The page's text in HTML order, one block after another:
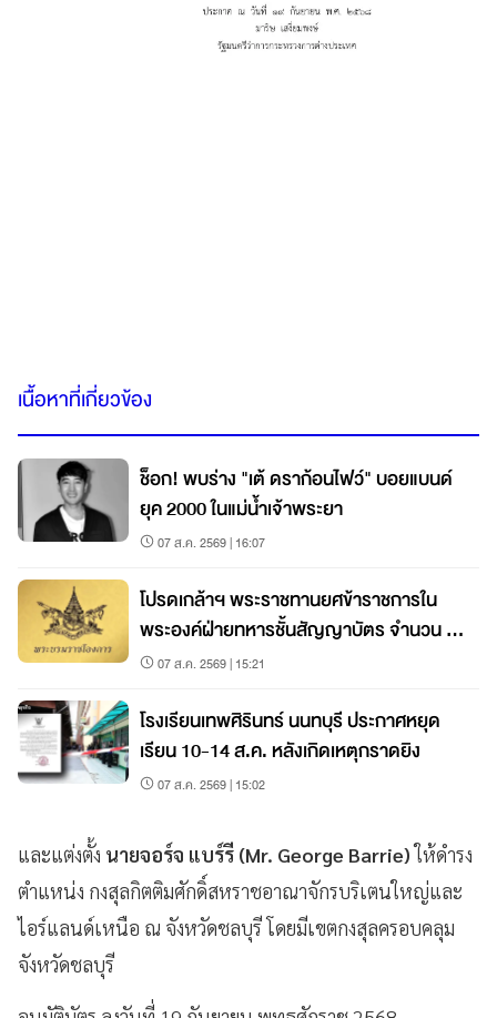
เนื้อหาที่เกี่ยวข้อง
ช็อก! พบร่าง "เต้ ดราก้อนไฟว์" บอยแบนด์
ยุค 2000 ในแม่น้ำเจ้าพระยา
07 ส.ค. 2569 | 16:07
โปรดเกล้าฯ พระราชทานยศข้าราชการใน
พระองค์ฝ่ายทหารชั้นสัญญาบัตร จำนวน 19
นาย07 ส.ค. 2569 | 15:21
โรงเรียนเทพศิรินทร์ นนทบุรี ประกาศหยุด
เรียน 10-14 ส.ค. หลังเกิดเหตุกราดยิง
07 ส.ค. 2569 | 15:02
และแต่งตั้ง นายจอร์จ แบร์รี (Mr. George Barrie)ให้ดำรง
ตำแหน่ง กงสุลกิตติมศักดิ์สหราชอาณาจักรบริเตนใหญ่และ
ไอร์แลนด์เหนือ ณ จังหวัดชลบุรี โดยมีเขตกงสุลครอบคลุม
จังหวัดชลบุรี